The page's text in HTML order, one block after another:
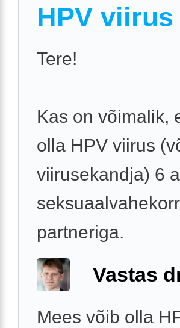
HPV viirus
Tere!
Kas on võimalik,
olla HPV viirus
viirusekandja) 6
partneriga.
Vastas
Mees võib olla